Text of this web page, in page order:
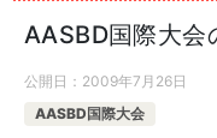
AASBD国際大会
公開日： 2009年7月26日
AASBD国際大会